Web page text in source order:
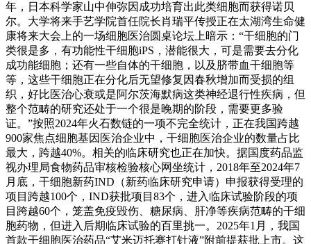
年，日本科学家山中伸弥因成功培育出此类细胞而获得诺贝
尔。大学将来手艺学院首任院长肖瑞平传授正在太湖湾生命健
康将来大会上的一场细胞医治圆桌论坛上暗示：“干细胞的门
类很是多，有功能性干细胞iPS，潜能很大，可是需要去分化
成功能细胞；还有一些自体的干细胞，以及脐带血干细胞等
等，这些干细胞正在分化后无望修复因春秋增加而受损的组
织，好比医治心衰或是阿尔茨海默病这类神经退行性疾病，但
整个范畴的研究还处于一个很是晚期的阶段，需要更多验
证。”按照2024年火石数链的一项不完全统计，正在我国跨越
900家焦点细胞基因医治企业中，干细胞医治企业的数量占比
最大，跨越40%。相关的临床研究也正在加快。据国度药品监
视办理局食物药品审核检验核心网坐统计，2018年至2024年7
月底，干细胞新药IND（新药临床研究申请）申报获得受理的
项目跨越100个，IND获批项目83个，进入临床试验阶段的项
目跨越60个，笼盖免疫毁伤、糖尿病、肝净等疾病范畴的干细
胞药物，但进入后期临床试验的百里挑一。2025年1月，我国
首款干细胞医治药品“艾米迈托赛打针液”附前提获批上市。这